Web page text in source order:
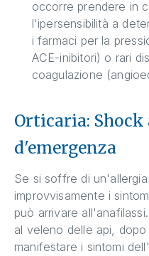
occorre prendere in
l'ipersensibilità a
i farmaci per la
ACE-inibitori) o rari
coagulazione
Orticaria:
d'emergenza
Se si soffre di
improvvisamente i
può arrivare
al veleno delle api,
manifestare i sintomi